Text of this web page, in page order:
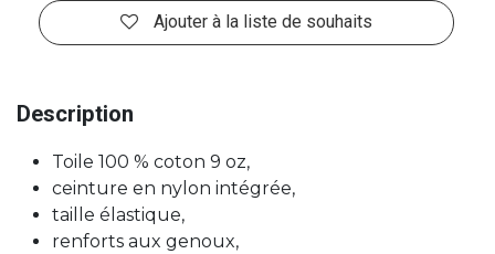
Ajouter à la liste de souhaits
Description
Toile 100 % coton 9 oz,
ceinture en nylon intégrée,
taille élastique,
renforts aux genoux,